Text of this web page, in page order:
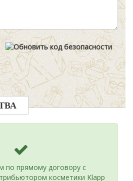
по прямому договору с
косметики Klapp